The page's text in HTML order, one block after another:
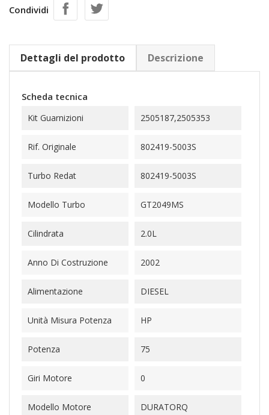
Condividi
Dettagli del prodotto Descrizione
Scheda tecnica
Kit Guarnizioni 2505187,2505353
Rif. Originale 802419-5003S
Turbo Redat 802419-5003S
Modello Turbo GT2049MS
Cilindrata 2.0L
Anno Di Costruzione 2002
Alimentazione DIESEL
Unità Misura Potenza HP
Potenza 75
Giri Motore 0
Modello Motore DURATORQ